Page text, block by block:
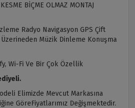
BİÇME OLMAZ MONTAJ
Radyo Navigasyon GPS Çift
Müzik Dinleme Konuşma
Wi-Fi Ve Bir Çok Özellik
Elimizde Mevcut Markasına
GöreFiyatlarımız Değişmektedir.